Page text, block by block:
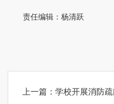
责任编辑：杨清跃
上一篇：学校开展消防